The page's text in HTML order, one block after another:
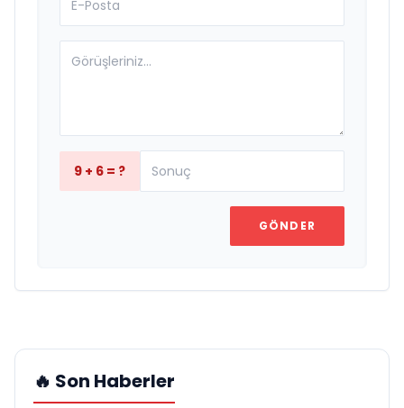
9 + 6 = ?
GÖNDER
🔥 Son Haberler